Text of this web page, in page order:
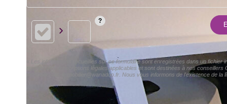
« Les informations recueillies sur ce formulaire sont enregistrées dans un
respect des prescriptions légales applicables et sont destinées à nos
Immobilier aci-immobilier@wanadoo.fr. Nous vous informons de l'existence de